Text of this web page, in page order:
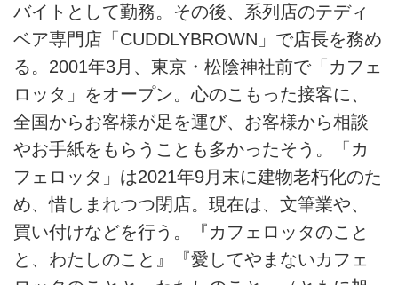
バイトとして勤務。その後、系列店のテディ
ベア専門店「CUDDLYBROWN」で店長を務め
る。2001年3月、東京・松陰神社前で「カフェ
ロッタ」をオープン。心のこもった接客に、
全国からお客様が足を運び、お客様から相談
やお手紙をもらうことも多かったそう。「カ
フェロッタ」は2021年9月末に建物老朽化のた
め、惜しまれつつ閉店。現在は、文筆業や、
買い付けなどを行う。『カフェロッタのこと
と、わたしのこと』『愛してやまないカフェ